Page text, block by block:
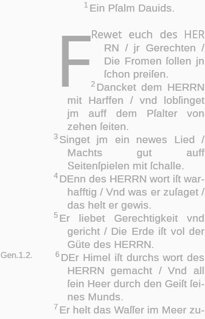
1 Ein Pſalm Dauids.
FRewet euch des HER­
RN / jr Ge­rech­ten /
Die Fro­men ſollen jn
ſchon prei­ſen.
2 Dancket dem HER­RN
mit Harffen / vnd lobſinget
jm auff dem Pſalter von
zehen ſeiten.
3 Singet jm ein newes Lied /
Machts gut auff
Seitenſpielen mit ſchalle.
4 DEnn des HER­RN wort iſt war­
hafftig / Vnd was er zuſa­get /
das helt er gewis.
5 Er lie­bet Gerechtigkeit vnd
gericht / Die Erde iſt vol der
Güte des HER­RN.
Gen.1.2. 6 DEr Hi­mel iſt durchs wort des
HER­RN gemacht / Vnd all
ſein Heer durch den Geiſt ſei­
nes Munds.
7 Er helt das Waſ­ſer im Meer zu­